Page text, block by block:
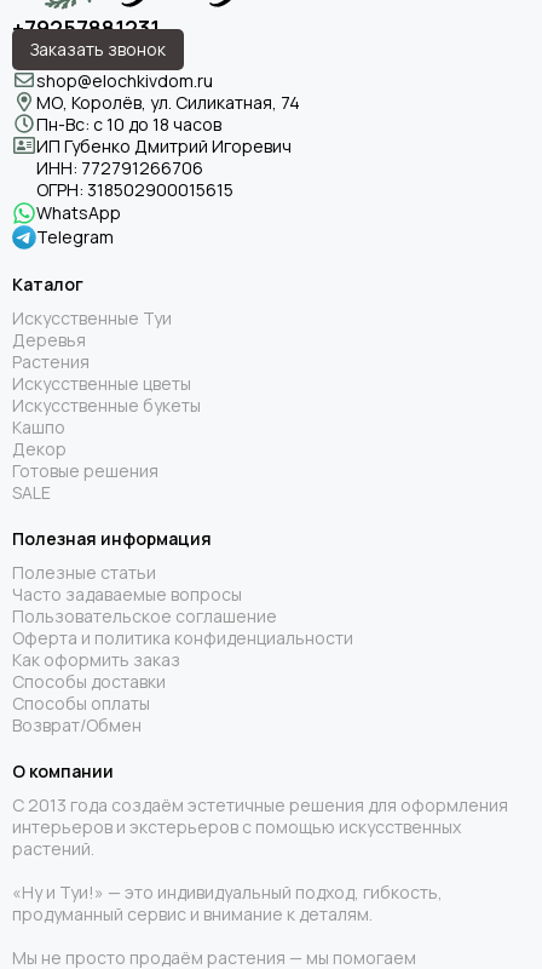
+79257881231
Заказать звонок
shop@elochkivdom.ru
МО, Королёв, ул. Силикатная, 74
Пн-Вс: с 10 до 18 часов
ИП Губенко Дмитрий Игоревич
ИНН: 772791266706
ОГРН: 318502900015615
WhatsApp
Telegram
Каталог
Искусственные Туи
Деревья
Растения
Искусственные цветы
Искусственные букеты
Кашпо
Декор
Готовые решения
SALE
Полезная информация
Полезные статьи
Часто задаваемые вопросы
Пользовательское соглашение
Оферта и политика конфиденциальности
Как оформить заказ
Способы доставки
Способы оплаты
Возврат/Обмен
О компании
С 2013 года создаём эстетичные решения для оформления
интерьеров и экстерьеров с помощью искусственных
растений.
«Ну и Туи!» — это индивидуальный подход, гибкость,
продуманный сервис и внимание к деталям.
Мы не просто продаём растения — мы помогаем